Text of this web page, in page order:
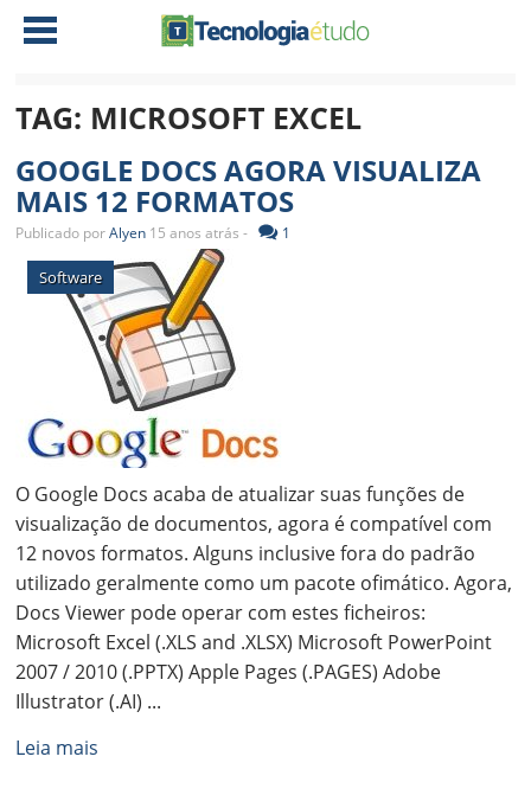
NOTÍCIAS
AMD
INTEL
ATI
NVIDIA
SOFTWARE
NOTEBOOKS
TABLETS
CELULAR
IOS
NOKIA
JOGOS
DOWNLOADS
TAG: MICROSOFT EXCEL
GOOGLE DOCS AGORA VISUALIZA
MAIS 12 FORMATOS
Publicado porAlyen 15 anos atrás - 1
Software
O Google Docs acaba de atualizar suas funções de
visualização de documentos, agora é compatível com
12 novos formatos. Alguns inclusive fora do padrão
utilizado geralmente como um pacote ofimático. Agora,
Docs Viewer pode operar com estes ficheiros:
Microsoft Excel (.XLS and .XLSX) Microsoft PowerPoint
2007 / 2010 (.PPTX) Apple Pages (.PAGES) Adobe
Illustrator (.AI) ...
Leia mais